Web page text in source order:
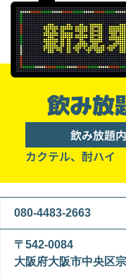
飲み放
飲み放題
カクテル、酎ハイ
080-4483-2663
〒542-0084
大阪府大阪市中央区